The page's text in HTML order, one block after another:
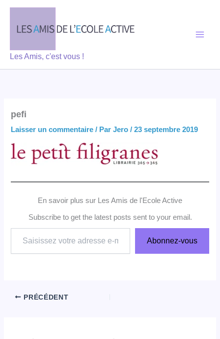
contenu
Les Amis, c'est vous !
pefi
Laisser un commentaire / ParJero/23 septembre 2019
En savoir plus sur Les Amis de l'Ecole Active
Subscribe to get the latest posts sent to your email.
votre
adresse
Abonnez-vous
PRÉCÉDENT